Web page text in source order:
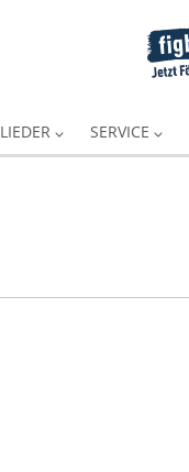
SERVICE